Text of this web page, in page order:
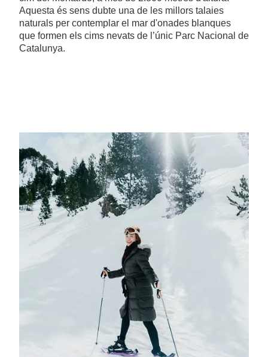
Aquesta és sens dubte una de les millors talaies
naturals per contemplar el mar d'onades blanques
que formen els cims nevats de l’únic Parc Nacional de
Catalunya.